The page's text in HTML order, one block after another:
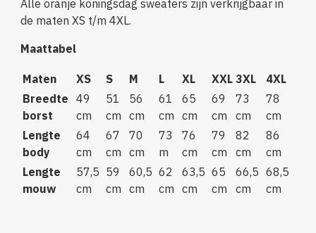
Alle oranje koningsdag sweaters zijn verkrijgbaar in
de maten XS t/m 4XL.
Maattabel
Maten XS S M L XL XXL 3XL
4XL
Breedte
borst
49
cm
51
cm
56
cm
61
cm
65
cm
69
cm
73
cm
78
cm
Lengte
body
64
cm
67
cm
70
cm
73
m
76
cm
79
cm
82
cm
86
cm
Lengte
mouw
57,5
cm
59
cm
60,5
cm
62
cm
63,5
cm
65
cm
66,5
cm
68,5
cm